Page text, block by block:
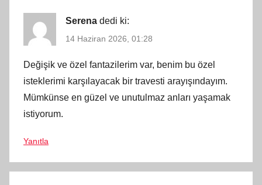
Serena dedi ki:
14 Haziran 2026, 01:28
Değişik ve özel fantazilerim var, benim bu özel
isteklerimi karşılayacak bir travesti arayışındayım.
Mümkünse en güzel ve unutulmaz anları yaşamak
istiyorum.
Yanıtla